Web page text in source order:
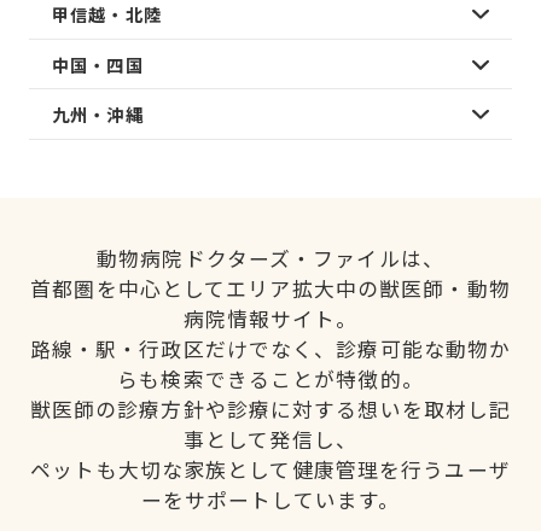
甲信越・北陸
中国・四国
九州・沖縄
動物病院ドクターズ・ファイルは、
首都圏を中心としてエリア拡大中の獣医師・動物
病院情報サイト。
路線・駅・行政区だけでなく、診療可能な動物か
らも検索できることが特徴的。
獣医師の診療方針や診療に対する想いを取材し記
事として発信し、
ペットも大切な家族として健康管理を行うユーザ
ーをサポートしています。